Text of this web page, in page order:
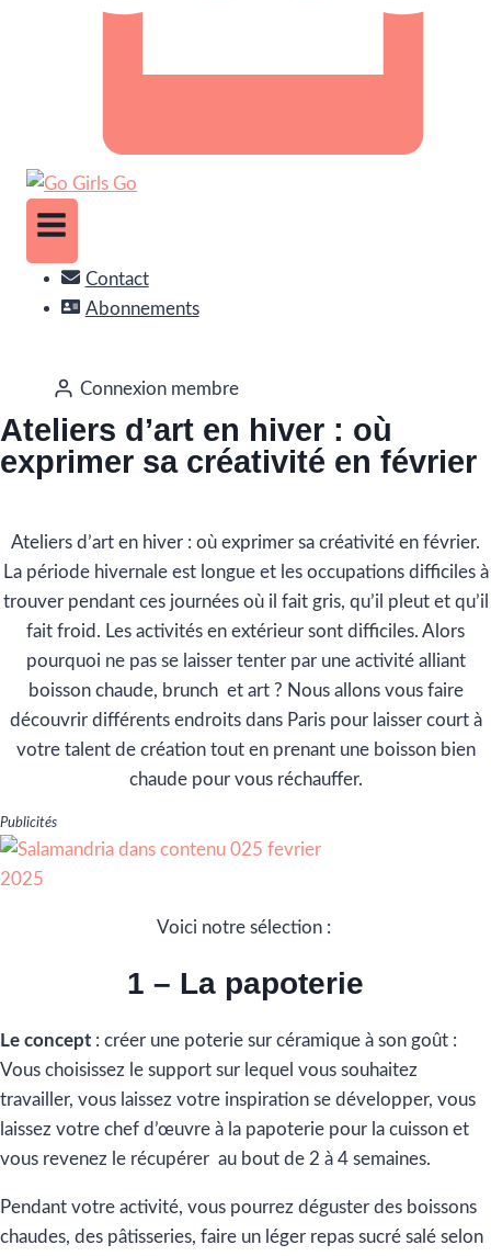
Contact
Abonnements
Connexion membre
Ateliers d’art en hiver : où
exprimer sa créativité en février
Ateliers d’art en hiver : où exprimer sa créativité en février.
La période hivernale est longue et les occupations difficiles à
trouver pendant ces journées où il fait gris, qu’il pleut et qu’il
fait froid. Les activités en extérieur sont difficiles. Alors
pourquoi ne pas se laisser tenter par une activité alliant
boisson chaude, brunch et art ? Nous allons vous faire
découvrir différents endroits dans Paris pour laisser court à
votre talent de création tout en prenant une boisson bien
chaude pour vous réchauffer.
Publicités
Voici notre sélection :
1 – La papoterie
Le concept : créer une poterie sur céramique à son goût :
Vous choisissez le support sur lequel vous souhaitez
travailler, vous laissez votre inspiration se développer, vous
laissez votre chef d’œuvre à la papoterie pour la cuisson et
vous revenez le récupérer au bout de 2 à 4 semaines.
Pendant votre activité, vous pourrez déguster des boissons
chaudes, des pâtisseries, faire un léger repas sucré salé selon